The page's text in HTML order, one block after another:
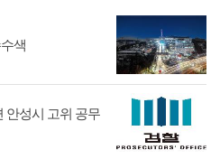
색
안성시 고위 공무